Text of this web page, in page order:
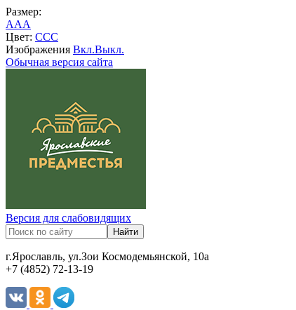
Размер:
AAA
Цвет: CCC
Изображения Вкл.Выкл.
Обычная версия сайта
Версия для слабовидящих
г.Ярославль, ул.Зои Космодемьянской, 10а
+7 (4852) 72-13-19